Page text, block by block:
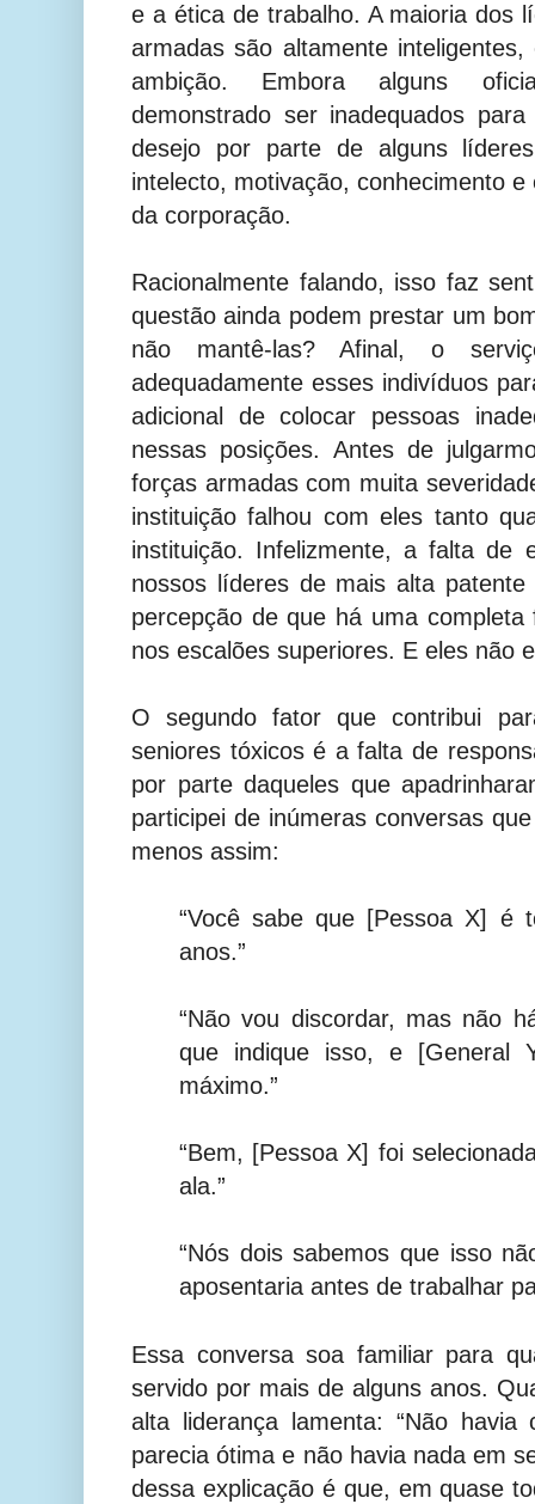
e a ética de trabalho. A maioria dos
armadas são altamente
ambição. Embora alguns
demonstrado ser inadequados
desejo por parte de alguns
intelecto, motivação, conhecimento
da corporação.
Racionalmente falando, isso faz
questão ainda podem prestar um
não mantê-las? Afinal, o
adequadamente esses indivíduos
adicional de colocar pessoas
nessas posições. Antes de
forças armadas com muita
instituição falhou com eles tanto
instituição. Infelizmente, a falta de
nossos líderes de mais alta
percepção de que há uma completa
nos escalões superiores. E eles não
O segundo fator que contribui
seniores tóxicos é a falta de
por parte daqueles que
participei de inúmeras conversas
menos assim:
“Você sabe que [Pessoa X] é
anos.”
“Não vou discordar, mas não
que indique isso, e [General
máximo.”
“Bem, [Pessoa X] foi
ala.”
“Nós dois sabemos que isso
aposentaria antes de trabalhar
Essa conversa soa familiar para
servido por mais de alguns anos.
alta liderança lamenta: “Não
parecia ótima e não havia nada em
dessa explicação é que, em quase